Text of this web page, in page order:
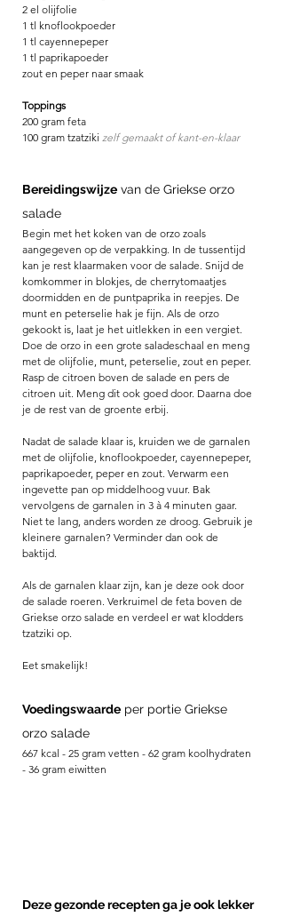
2 el olijfolie
1 tl knoflookpoeder
1 tl cayennepeper
1 tl paprikapoeder
zout en peper naar smaak
Toppings
200 gram feta
100 gram tzatziki zelf gemaakt of kant-en-klaar
Bereidingswijze van de Griekse orzo
salade
Begin met het koken van de orzo zoals
aangegeven op de verpakking. In de tussentijd
kan je rest klaarmaken voor de salade. Snijd de
komkommer in blokjes, de cherrytomaatjes
doormidden en de puntpaprika in reepjes. De
munt en peterselie hak je fijn. Als de orzo
gekookt is, laat je het uitlekken in een vergiet.
Doe de orzo in een grote saladeschaal en meng
met de olijfolie, munt, peterselie, zout en peper.
Rasp de citroen boven de salade en pers de
citroen uit. Meng dit ook goed door. Daarna doe
je de rest van de groente erbij.
Nadat de salade klaar is, kruiden we de garnalen
met de olijfolie, knoflookpoeder, cayennepeper,
paprikapoeder, peper en zout. Verwarm een
ingevette pan op middelhoog vuur. Bak
vervolgens de garnalen in 3 à 4 minuten gaar.
Niet te lang, anders worden ze droog. Gebruik je
kleinere garnalen? Verminder dan ook de
baktijd.
Als de garnalen klaar zijn, kan je deze ook door
de salade roeren. Verkruimel de feta boven de
Griekse orzo salade en verdeel er wat klodders
tzatziki op.
Eet smakelijk!
Voedingswaarde per portie Griekse
orzo salade
667 kcal - 25 gram vetten - 62 gram koolhydraten
- 36 gram eiwitten
Deze gezonde recepten ga je ook lekker